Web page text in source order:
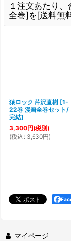
１注文あたり
全巻]を[送料無
猿ロック 芹沢直樹 [1-
22巻 漫画全巻セット/
完結]
3,300円(税別)
(税込 : 3,630円)
マイページ